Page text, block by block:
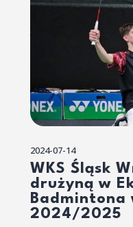
2024-07-14
WKS Śląsk
drużyną w
Badmintona
2024/2025